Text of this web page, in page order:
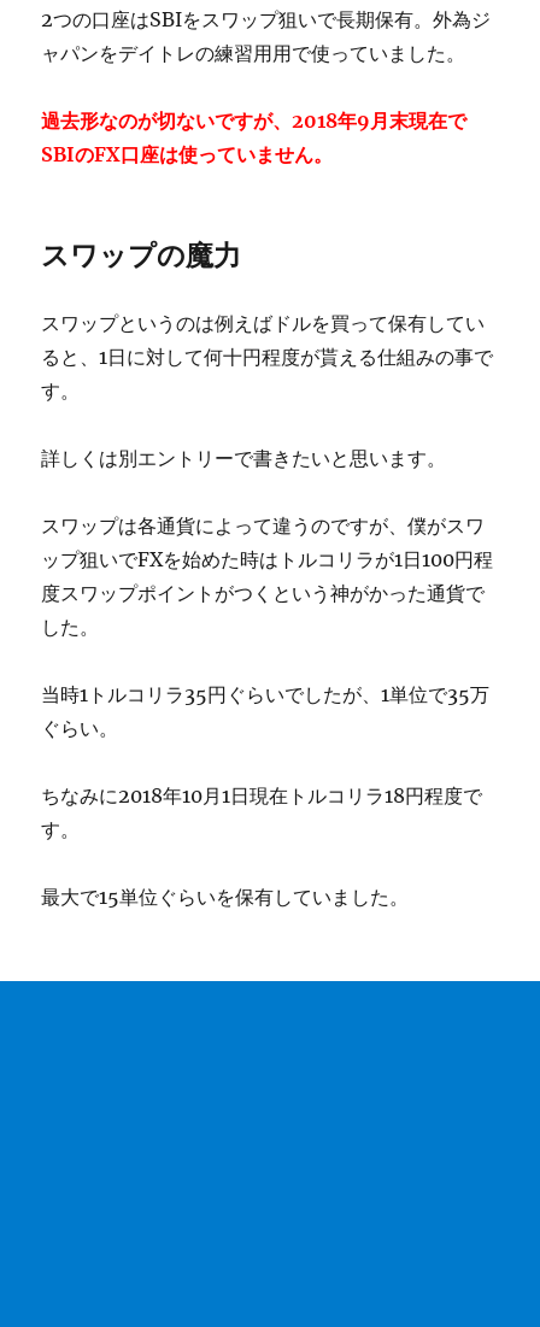
2つの口座はSBIをスワップ狙いで長期保有。外為ジ
ャパンをデイトレの練習用用で使っていました。
過去形なのが切ないですが、2018年9月末現在で
SBIのFX口座は使っていません。
スワップの魔力
スワップというのは例えばドルを買って保有してい
ると、1日に対して何十円程度が貰える仕組みの事で
す。
詳しくは別エントリーで書きたいと思います。
スワップは各通貨によって違うのですが、僕がスワ
ップ狙いでFXを始めた時はトルコリラが1日100円程
度スワップポイントがつくという神がかった通貨で
した。
当時1トルコリラ35円ぐらいでしたが、1単位で35万
ぐらい。
ちなみに2018年10月1日現在トルコリラ18円程度で
す。
最大で15単位ぐらいを保有していました。